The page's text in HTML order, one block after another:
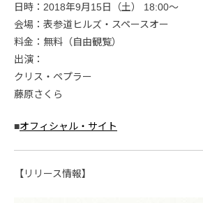
日時：2018年9月15日（土） 18:00～
会場：表参道ヒルズ・スペースオー
料金：無料（自由観覧）
出演：
クリス・ペプラー
藤原さくら
■オフィシャル・サイト
【リリース情報】